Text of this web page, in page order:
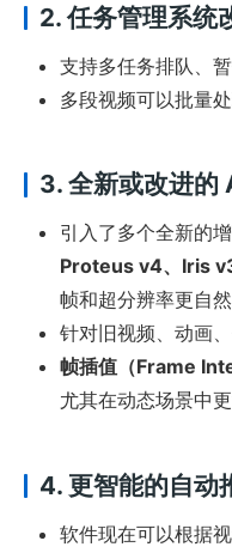
2.任务管理系统
支持多任务排队、
多段视频可以批量
3. 全新或改进的
引入了多个全新的
Proteus v4、Iris
帧和超分辨率更自然
针对旧视频、动画
帧插值（Frame
尤其在动态场景中更
4. 更智能的自动
软件现在可以根据